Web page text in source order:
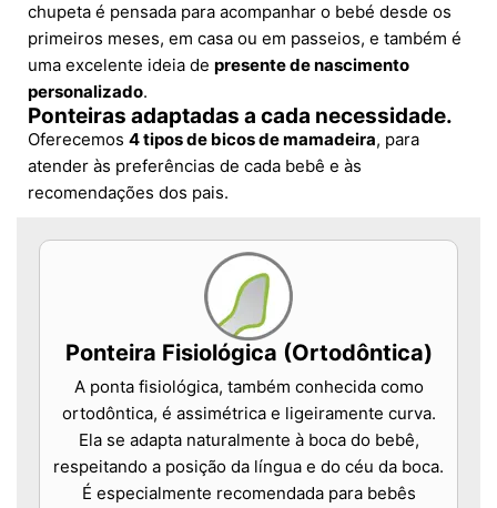
chupeta é pensada para acompanhar o bebé desde os
primeiros meses, em casa ou em passeios, e também é
uma excelente ideia de presente de nascimento
personalizado.
Ponteiras adaptadas a cada necessidade.
Oferecemos 4 tipos de bicos de mamadeira, para
atender às preferências de cada bebê e às
recomendações dos pais.
Ponteira Fisiológica (Ortodôntica)
A ponta fisiológica, também conhecida como
ortodôntica, é assimétrica e ligeiramente curva.
Ela se adapta naturalmente à boca do bebê,
respeitando a posição da língua e do céu da boca.
É especialmente recomendada para bebês